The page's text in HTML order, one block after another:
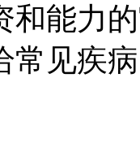
和能力
常见疾